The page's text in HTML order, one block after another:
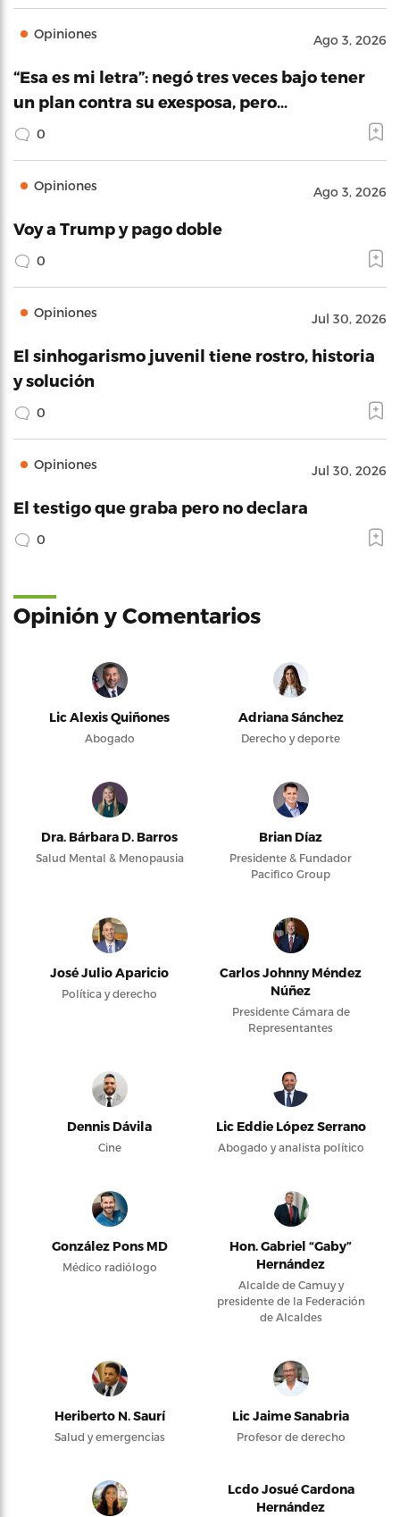
Opiniones Ago 3, 2026
“Esa es mi letra”: negó tres veces bajo tener
un plan contra su exesposa, pero…
0
Opiniones Ago 3, 2026
Voy a Trump y pago doble
0
Opiniones Jul 30, 2026
El sinhogarismo juvenil tiene rostro, historia
y solución
0
Opiniones Jul 30, 2026
El testigo que graba pero no declara
0
Opinión y Comentarios
Lic Alexis Quiñones
Abogado
Adriana Sánchez
Derecho y deporte
Dra. Bárbara D. Barros
Salud Mental & Menopausia
Brian Díaz
Presidente & Fundador
Pacifico Group
José Julio Aparicio
Política y derecho
Carlos Johnny Méndez
Núñez
Presidente Cámara de
Representantes
Dennis Dávila
Cine
Lic Eddie López Serrano
Abogado y analista político
González Pons MD
Médico radiólogo
Hon. Gabriel “Gaby”
Hernández
Alcalde de Camuy y
presidente de la Federación
de Alcaldes
Heriberto N. Saurí
Salud y emergencias
Lic Jaime Sanabria
Profesor de derecho
Lcdo Josué Cardona
Hernández